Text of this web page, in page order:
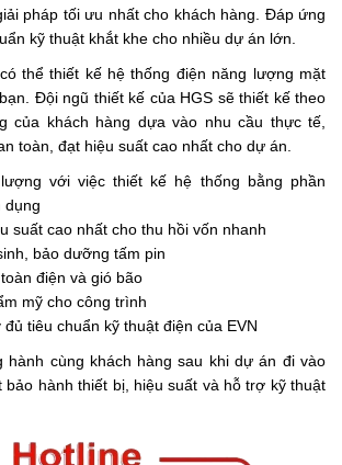
pháp tối ưu nhất cho khách hàng. Đáp ứng
kỹ thuật khắt khe cho nhiều dự án lớn.
thể thiết kế hệ thống điện năng lượng mặt
Đội ngũ thiết kế của HGS sẽ thiết kế theo
của khách hàng dựa vào nhu cầu thực tế,
toàn, đạt hiệu suất cao nhất cho dự án.
với việc thiết kế hệ thống bằng phần
dụng
suất cao nhất cho thu hồi vốn nhanh
bảo dưỡng tấm pin
điện và gió bão
mỹ cho công trình
tiêu chuẩn kỹ thuật điện của EVN
hành cùng khách hàng sau khi dự án đi vào
bảo hành thiết bị, hiệu suất và hỗ trợ kỹ thuật